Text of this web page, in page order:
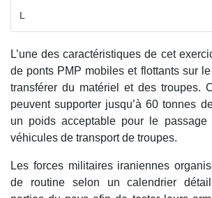
L
L’une des caractéristiques de cet
de ponts PMP mobiles et flottants sur
transférer du matériel et des troupes.
peuvent supporter jusqu’à 60 tonnes
un poids acceptable pour le
véhicules de transport de troupes.
Les forces militaires iraniennes
de routine selon un calendrier